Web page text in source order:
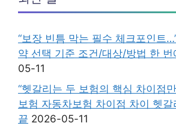
“보장 빈틈 막는 필수 체크포인트
약 선택 기준 조건/대상/방법 한 번
05-11
“헷갈리는 두 보험의 핵심 차이점
보험 자동차보험 차이점 차이 헷
끝 2026-05-11